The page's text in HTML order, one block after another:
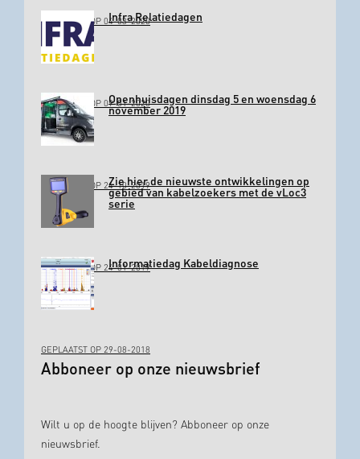
GEPLAATST OP 04-03-2020Infra Relatiedagen
GEPLAATST OP 09-01-2020Openhuisdagen dinsdag 5 en woensdag 6
november 2019
GEPLAATST OP 24-10-2019Zie hier de nieuwste ontwikkelingen op
gebied van kabelzoekers met de vLoc3
serie
GEPLAATST OP 24-01-2019Informatiedag Kabeldiagnose
GEPLAATST OP 29-08-2018
Abboneer op onze nieuwsbrief
Wilt u op de hoogte blijven? Abboneer op onze
nieuwsbrief.